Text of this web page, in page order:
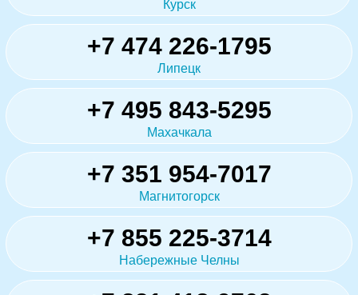
Курск
+7 474 226-1795
Липецк
+7 495 843-5295
Махачкала
+7 351 954-7017
Магнитогорск
+7 855 225-3714
Набережные Челны